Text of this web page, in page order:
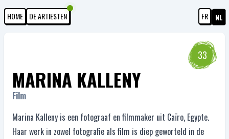
HOME DE ARTIESTEN FR NL
33
MARINA KALLENY
Film
Marina Kalleny is een fotograaf en filmmaker uit Caïro, Egypte.
Haar werk in zowel fotografie als film is diep geworteld in de